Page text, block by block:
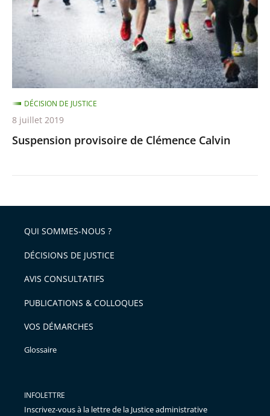
Suspension provisoire de Clémence Calvin
DÉCISION DE JUSTICE
8 juillet 2019
QUI SOMMES-NOUS ?
DÉCISIONS DE JUSTICE
AVIS CONSULTATIFS
PUBLICATIONS & COLLOQUES
VOS DÉMARCHES
Glossaire
INFOLETTRE
Inscrivez-vous à la lettre de la Justice administrative